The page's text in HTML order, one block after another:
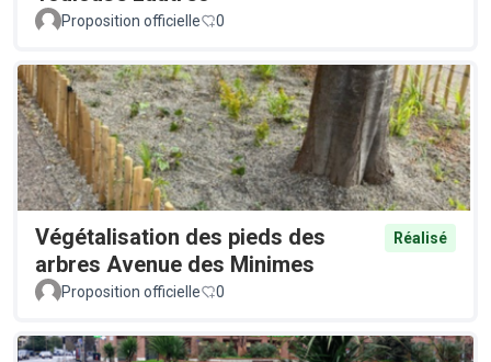
Proposition officielle 0
Végétalisation des pieds des
arbres Avenue des Minimes
Réalisé
Proposition officielle 0